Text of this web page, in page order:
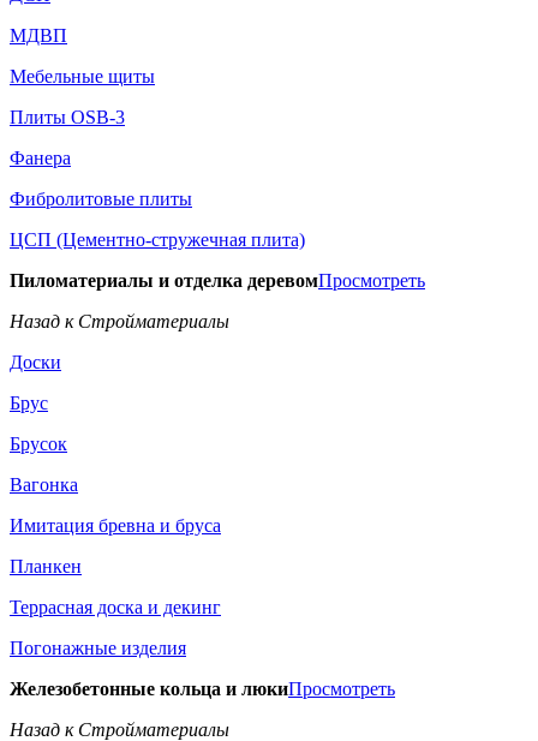
МДВП
Мебельные щиты
Плиты OSB-3
Фанера
Фибролитовые плиты
ЦСП (Цементно-стружечная плита)
Пиломатериалы и отделка деревомПросмотреть
Назад к Стройматериалы
Доски
Брус
Брусок
Вагонка
Имитация бревна и бруса
Планкен
Террасная доска и декинг
Погонажные изделия
Железобетонные кольца и люкиПросмотреть
Назад к Стройматериалы